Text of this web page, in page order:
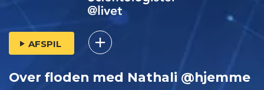
AFSPIL
Over floden med Nathali @hjemme